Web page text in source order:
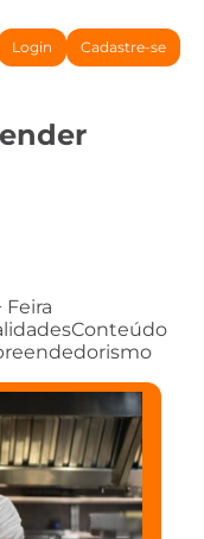
Login Cadastre-se
Conteúdo